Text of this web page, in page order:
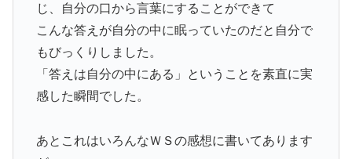
じ、自分の口から言葉にすることができて
こんな答えが自分の中に眠っていたのだと自分で
もびっくりしました。
「答えは自分の中にある」ということを素直に実
感した瞬間でした。
あとこれはいろんなＷＳの感想に書いてあります